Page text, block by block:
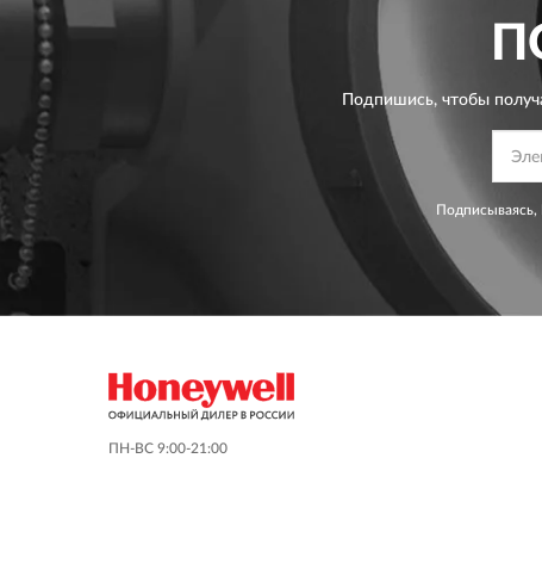
Подпишись, чтобы
Подписываясь,
ПН-ВС 9:00-21:00